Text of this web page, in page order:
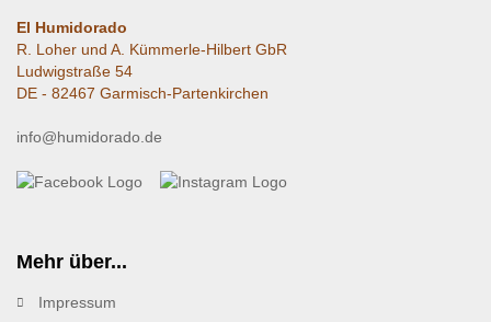
El Humidorado
R. Loher und A. Kümmerle-Hilbert GbR
Ludwigstraße 54
DE - 82467 Garmisch-Partenkirchen
info@humidorado.de
Mehr über...
Impressum